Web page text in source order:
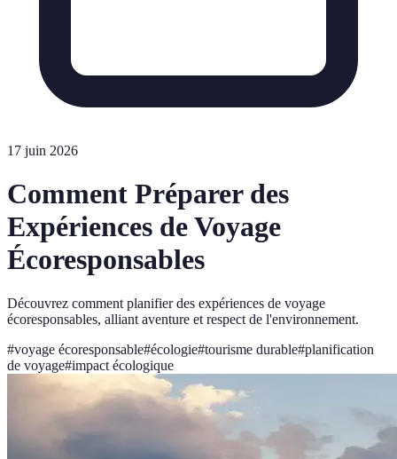
17 juin 2026
Comment Préparer des
Expériences de Voyage
Écoresponsables
Découvrez comment planifier des expériences de voyage
écoresponsables, alliant aventure et respect de l'environnement.
#voyage écoresponsable#écologie#tourisme durable#planification
de voyage#impact écologique